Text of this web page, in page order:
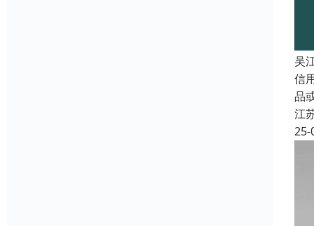
吴
信
品
江
25-